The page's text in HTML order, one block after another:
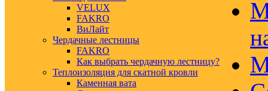
VELUX
FAKRO
ВиЛайт
Чердачные лестницы
FAKRO
Как выбрать чердачную лестницу?
Теплоизоляция для скатной кровли
Каменная вата